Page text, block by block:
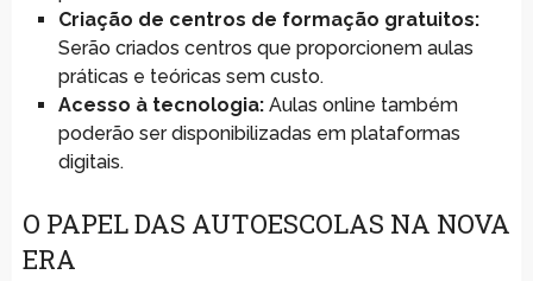
Criação de centros de formação gratuitos:
Serão criados centros que proporcionem aulas
práticas e teóricas sem custo.
Acesso à tecnologia:Aulas online também
poderão ser disponibilizadas em plataformas
digitais.
O PAPEL DAS AUTOESCOLAS NA NOVA
ERA